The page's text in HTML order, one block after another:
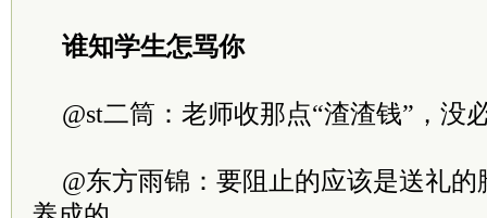
谁知学生怎骂你
@st二筒：老师收那点“渣渣钱”，没
@东方雨锦：要阻止的应该是送礼